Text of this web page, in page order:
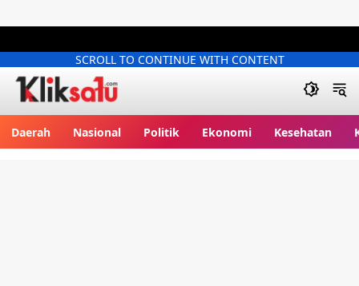
SCROLL TO CONTINUE WITH CONTENT
Daerah Nasional Politik Ekonomi Kesehatan